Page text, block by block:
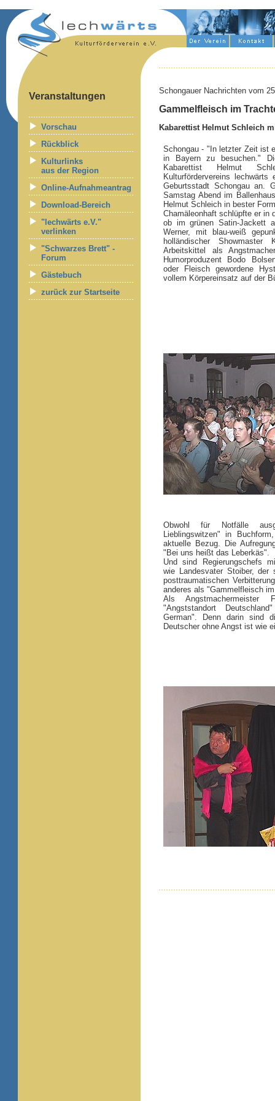
Veranstaltungen
Vorschau
Rückblick
Kulturlinks
aus der Region
Online-Aufnahmeantrag
Download-Bereich
"lechwärts e.V."
verlinken
"Schwarzes Brett" -
Forum
Gästebuch
zurück zur Startseite
Schongauer Nachrichten vom
Gammelfleisch im
Kabarettist Helmut Schleich
Schongau - "In letzter Zeit ist
in Bayern zu besuchen."
Kabarettist Helmut
Kulturfördervereins
Geburtsstadt Schongau an.
Samstag Abend im
Helmut Schleich in bester
Chamäleonhaft schlüpfte er in
ob im grünen Satin-Jackett
Werner, mit blau-weiß
holländischer
Arbeitskittel als
Humorproduzent Bodo
oder Fleisch gewordene
vollem Körpereinsatz auf der
Obwohl für Notfälle
Lieblingswitzen" in
aktuelle Bezug. Die
"Bei uns heißt das Leberkäs".
Und sind Regierungschefs
wie Landesvater Stoiber,
posttraumatischen
anderes als "Gammelfleisch
Als
"Angststandort
German". Denn darin sind
Deutscher ohne Angst ist wie